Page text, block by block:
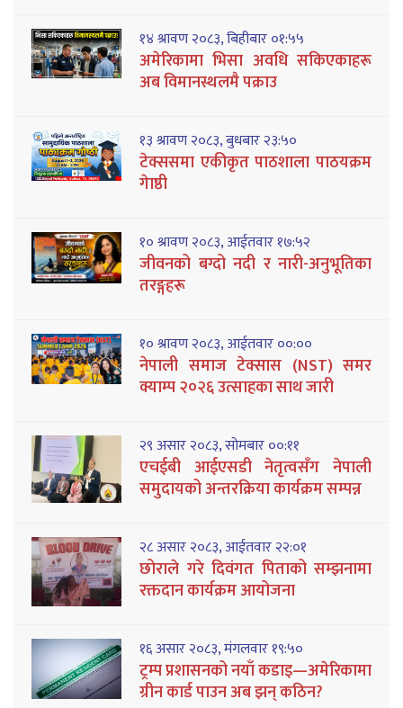
१४ श्रावण २०८३, बिहीबार ०१:५५
अमेरिकामा भिसा अवधि सकिएकाहरू
अब विमानस्थलमै पक्राउ
१३ श्रावण २०८३, बुधबार २३:५०
टेक्ससमा एकीकृत पाठशाला पाठयक्रम
गेाष्ठी
१० श्रावण २०८३, आईतवार १७:५२
जीवनको बग्दो नदी र नारी-अनुभूतिका
तरङ्गहरू
१० श्रावण २०८३, आईतवार ००:००
नेपाली समाज टेक्सास (NST) समर
क्याम्प २०२६ उत्साहका साथ जारी
२९ असार २०८३, सोमबार ००:११
एचईबी आईएसडी नेतृत्वसँग नेपाली
समुदायको अन्तरक्रिया कार्यक्रम सम्पन्न
२८ असार २०८३, आईतवार २२:०१
छोराले गरे दिवंगत पिताको सम्झनामा
रक्तदान कार्यक्रम आयोजना
१६ असार २०८३, मंगलवार १९:५०
ट्रम्प प्रशासनको नयाँ कडाइ—अमेरिकामा
ग्रीन कार्ड पाउन अब झन् कठिन?